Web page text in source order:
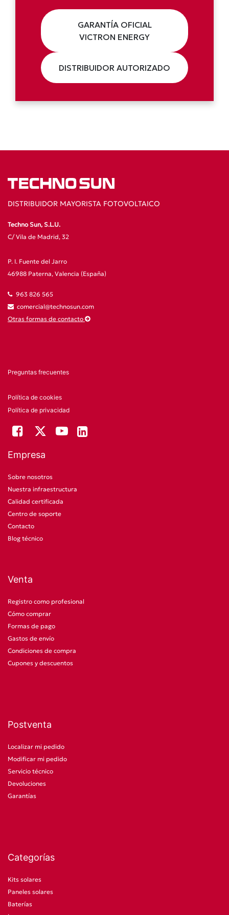
GARANTÍA OFICIAL
VICTRON ENERGY
DISTRIBUIDOR AUTORIZADO
DISTRIBUIDOR MAYORISTA FOTOVOLTAICO
Techno Sun, S.L.U.
C/ Vila de Madrid, 32
P. I. Fuente del Jarro
46988 Paterna, Valencia (España)
963 826 565
comercial@technosun.com
Otras formas de contacto
Preguntas frecuentes
Política de cookies
Política de privacidad
Empresa
Sobre nosotros
Nuestra infraestructura
Calidad certificada
Centro de soporte
Contacto
Blog técnico
Venta
Registro como profesional
Cómo comprar
Formas de pago
Gastos de envío
Condiciones de compra
Cupones y descuentos
Postventa
Localizar mi pedido
Modificar mi pedido
Servicio técnico
Devoluciones
Garantías
Categorías
Kits solares
Paneles solares
Baterías